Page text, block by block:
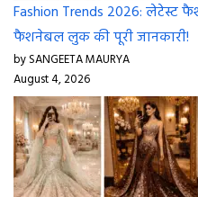
Fashion Trends 2026: लेटेस्ट
फैशनेबल लुक की पूरी जानकारी!
by SANGEETA MAURYA
August 4, 2026